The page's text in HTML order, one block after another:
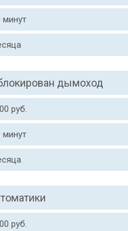
минут
дымоход
руб.
минут
руб.